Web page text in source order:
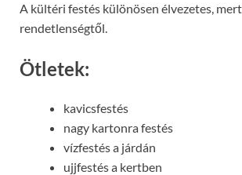
A kültéri festés különösen élvezetes,
rendetlenségtől.
Ötletek:
kavicsfestés
nagy kartonra festés
vízfestés a járdán
ujjfestés a kertben